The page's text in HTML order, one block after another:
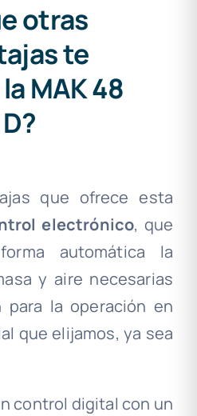
otras
te
MAK 48
D?
que ofrece esta
electrónico, que
automática la
y aire necesarias
la operación en
que elijamos, ya sea
control digital con un